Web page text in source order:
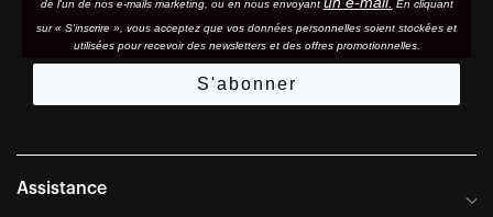
de l'un de nos e-mails marketing, ou en nous envoyant
En cliquant
sur « S'inscrire », vous acceptez que vos données personnelles soient stockées et
utilisées pour recevoir des newsletters et des offres promotionnelles.
S'abonner
Assistance